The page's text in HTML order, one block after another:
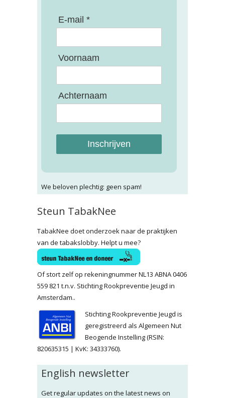
E-mail *
Voornaam
Achternaam
Inschrijven
We beloven plechtig: geen spam!
Steun TabakNee
TabakNee doet onderzoek naar de praktijken
van de tabakslobby. Helpt u mee?
Of stort zelf op rekeningnummer NL13 ABNA 0406
559 821 t.n.v. Stichting Rookpreventie Jeugd in
Amsterdam..
Stichting Rookpreventie Jeugd is
geregistreerd als Algemeen Nut
Beogende Instelling (RSIN:
820635315 | KvK: 34333760).
English newsletter
Get regular updates on the latest news on